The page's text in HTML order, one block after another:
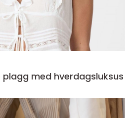
plagg med hverdagsluksus